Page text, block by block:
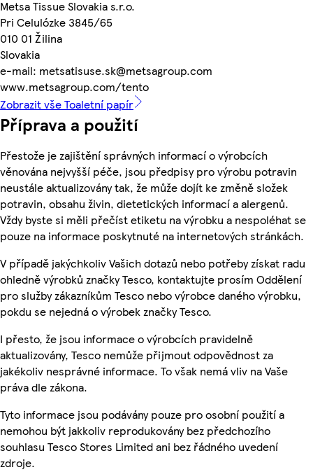
Metsa Tissue Slovakia s.r.o.
Pri Celulózke 3845/65
010 01 Žilina
Slovakia
e-mail: metsatisuse.sk@metsagroup.com
www.metsagroup.com/tento
Zobrazit vše Toaletní papír
Příprava a použití
Přestože je zajištění správných informací o výrobcích
věnována nejvyšší péče, jsou předpisy pro výrobu potravin
neustále aktualizovány tak, že může dojít ke změně složek
potravin, obsahu živin, dietetických informací a alergenů.
Vždy byste si měli přečíst etiketu na výrobku a nespoléhat se
pouze na informace poskytnuté na internetových stránkách.
V případě jakýchkoliv Vašich dotazů nebo potřeby získat radu
ohledně výrobků značky Tesco, kontaktujte prosím Oddělení
pro služby zákazníkům Tesco nebo výrobce daného výrobku,
pokdu se nejedná o výrobek značky Tesco.
I přesto, že jsou informace o výrobcích pravidelně
aktualizovány, Tesco nemůže přijmout odpovědnost za
jakékoliv nesprávné informace. To však nemá vliv na Vaše
práva dle zákona.
Tyto informace jsou podávány pouze pro osobní použití a
nemohou být jakkoliv reprodukovány bez předchozího
souhlasu Tesco Stores Limited ani bez řádného uvedení
zdroje.